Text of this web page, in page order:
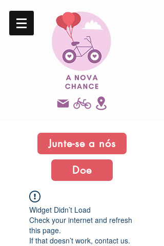
Junte-se a nós
Doe
Widget Didn’t Load
Check your internet and refresh
this page.
If that doesn’t work, contact us.